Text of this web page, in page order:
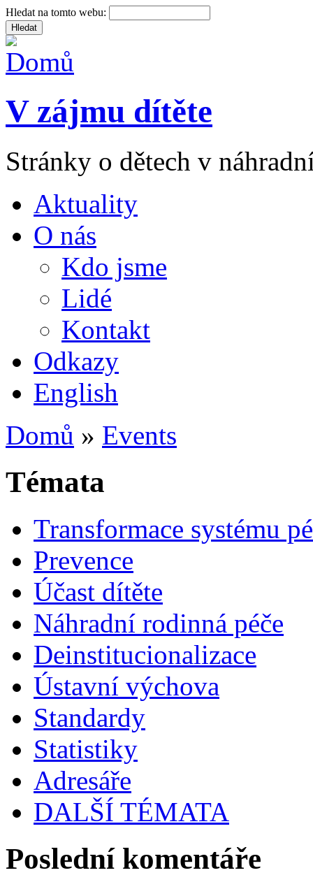
Hledat na tomto webu:
V zájmu dítěte
Stránky o dětech v
Aktuality
O nás
Kdo jsme
Lidé
Kontakt
Odkazy
English
Domů » Events
Témata
Transformace systému
Prevence
Účast dítěte
Náhradní rodinná péče
Deinstitucionalizace
Ústavní výchova
Standardy
Statistiky
Adresáře
DALŠÍ TÉMATA
Poslední komentáře